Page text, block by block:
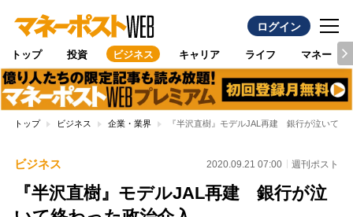
ログイン
トップ 投資 ビジネス キャリア ライフ マネー
トップ ビジネス 企業・業界 『半沢直樹』モデルJAL再建 銀行が泣いて終
ビジネス 2020.09.21 07:00 週刊ポスト
『半沢直樹』モデルJAL再建 銀行が泣